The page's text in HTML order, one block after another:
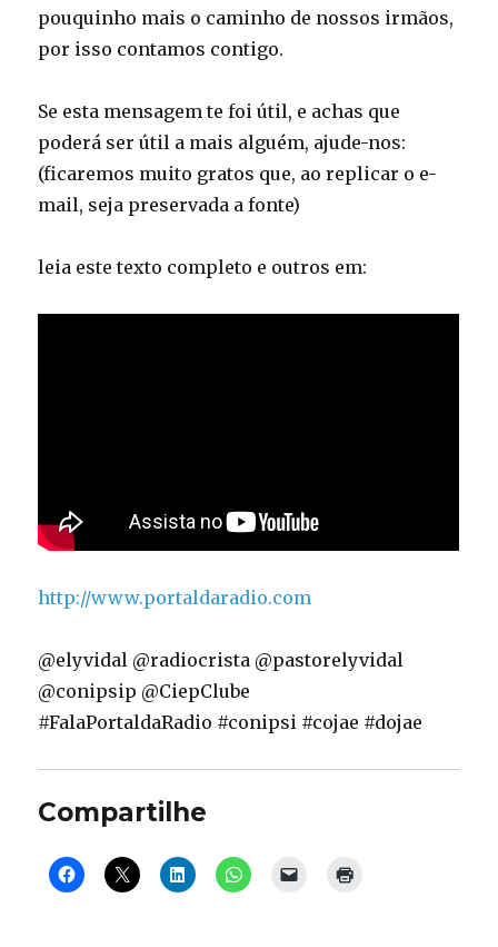
pouquinho mais o caminho de nossos irmãos,
por isso contamos contigo.
Se esta mensagem te foi útil, e achas que
poderá ser útil a mais alguém, ajude-nos:
(ficaremos muito gratos que, ao replicar o e-
mail, seja preservada a fonte)
leia este texto completo e outros em:
http://www.portaldaradio.com
@elyvidal @radiocrista @pastorelyvidal
@conipsip @CiepClube
#FalaPortaldaRadio #conipsi #cojae #dojae
Compartilhe